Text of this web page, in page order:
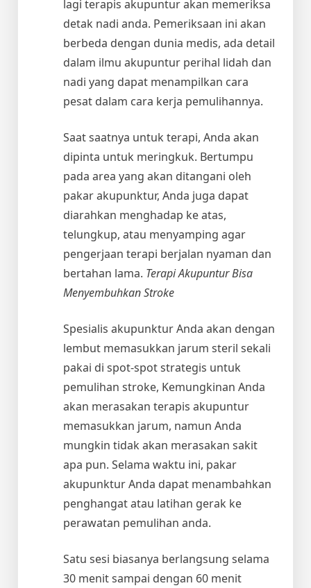
lagi terapis akupuntur akan memeriksa
detak nadi anda. Pemeriksaan ini akan
berbeda dengan dunia medis, ada detail
dalam ilmu akupuntur perihal lidah dan
nadi yang dapat menampilkan cara
pesat dalam cara kerja pemulihannya.
Saat saatnya untuk terapi, Anda akan
dipinta untuk meringkuk. Bertumpu
pada area yang akan ditangani oleh
pakar akupunktur, Anda juga dapat
diarahkan menghadap ke atas,
telungkup, atau menyamping agar
pengerjaan terapi berjalan nyaman dan
bertahan lama. Terapi Akupuntur Bisa
Menyembuhkan Stroke
Spesialis akupunktur Anda akan dengan
lembut memasukkan jarum steril sekali
pakai di spot-spot strategis untuk
pemulihan stroke, Kemungkinan Anda
akan merasakan terapis akupuntur
memasukkan jarum, namun Anda
mungkin tidak akan merasakan sakit
apa pun. Selama waktu ini, pakar
akupunktur Anda dapat menambahkan
penghangat atau latihan gerak ke
perawatan pemulihan anda.
Satu sesi biasanya berlangsung selama
30 menit sampai dengan 60 menit